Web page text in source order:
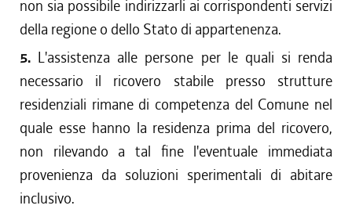
non sia possibile indirizzarli ai corrispondenti servizi
della regione o dello Stato di appartenenza.
5. L'assistenza alle persone per le quali si renda
necessario il ricovero stabile presso strutture
residenziali rimane di competenza del Comune nel
quale esse hanno la residenza prima del ricovero,
non rilevando a tal fine l'eventuale immediata
provenienza da soluzioni sperimentali di abitare
inclusivo.